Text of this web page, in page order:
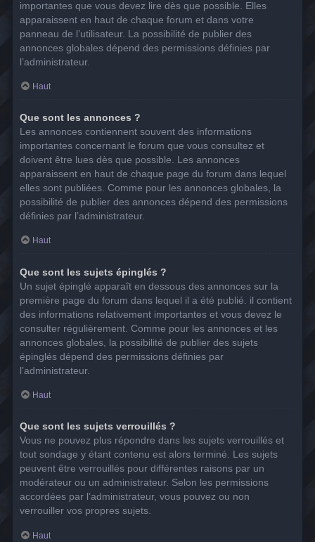
importantes que vous devez lire dès que possible. Elles
apparaissent en haut de chaque forum et dans votre
panneau de l’utilisateur. La possibilité de publier des
annonces globales dépend des permissions définies par
l’administrateur.
Haut
Que sont les annonces ?
Les annonces contiennent souvent des informations
importantes concernant le forum que vous consultez et
doivent être lues dès que possible. Les annonces
apparaissent en haut de chaque page du forum dans lequel
elles sont publiées. Comme pour les annonces globales, la
possibilité de publier des annonces dépend des permissions
définies par l’administrateur.
Haut
Que sont les sujets épinglés ?
Un sujet épinglé apparaît en dessous des annonces sur la
première page du forum dans lequel il a été publié. il contient
des informations relativement importantes et vous devez le
consulter régulièrement. Comme pour les annonces et les
annonces globales, la possibilité de publier des sujets
épinglés dépend des permissions définies par
l’administrateur.
Haut
Que sont les sujets verrouillés ?
Vous ne pouvez plus répondre dans les sujets verrouillés et
tout sondage y étant contenu est alors terminé. Les sujets
peuvent être verrouillés pour différentes raisons par un
modérateur ou un administrateur. Selon les permissions
accordées par l’administrateur, vous pouvez ou non
verrouiller vos propres sujets.
Haut